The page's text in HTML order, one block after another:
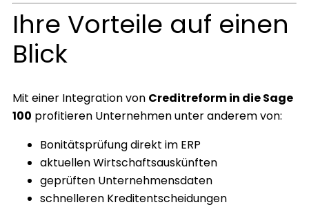
Ihre Vorteile auf einen
Blick
Mit einer Integration von Creditreform in die Sage
100 profitieren Unternehmen unter anderem von:
Bonitätsprüfung direkt im ERP
aktuellen Wirtschaftsauskünften
geprüften Unternehmensdaten
schnelleren Kreditentscheidungen